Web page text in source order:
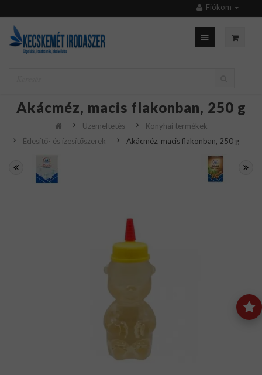
Fiókom
Akácméz, macis flakonban, 250 g
Üzemeltetés
Konyhai termékek
Édesítő- és ízesítőszerek
Akácméz, macis flakonban, 250 g